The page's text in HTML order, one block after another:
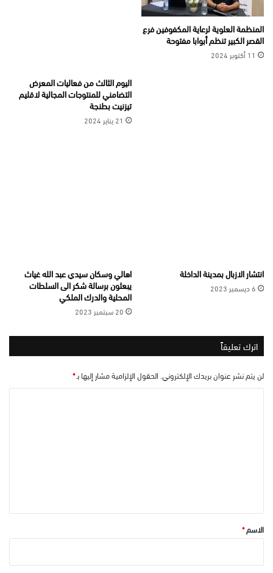
المنظمة العلوية لرعاية المكفوفين فرع
القصر الكبير تنظم أبوابا مفتوحة
11 أكتوبر 2024
اليوم الثالث من فعاليات المعرض
التضامني للمنتوجات المجالية لاقليم
تيزنيت بطنجة
21 يناير 2024
انتشار الازبال بمدينة الداخلة
6 ديسمبر 2023
اهالي وسكان سيدي عبد الله غياث
يبعثون برسالة شكر الى السلطات
المحلية والدرك الملكي
20 سبتمبر 2023
اترك تعليقاً
لن يتم نشر عنوان بريدك الإلكتروني. الحقول الإلزامية مشار إليها بـ*
*الاسم*